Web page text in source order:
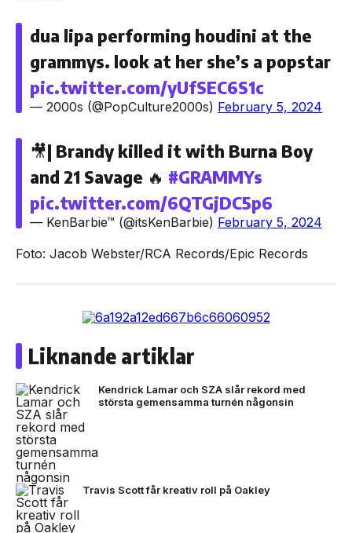
dua lipa performing houdini at the
grammys. look at her she’s a popstar
pic.twitter.com/yUfSEC6S1c
— 2000s (@PopCulture2000s) February 5, 2024
🎥| Brandy killed it with Burna Boy
and 21 Savage 🔥 #GRAMMYs
pic.twitter.com/6QTGjDC5p6
— KenBarbie™ (@itsKenBarbie) February 5, 2024
Foto: Jacob Webster/RCA Records/Epic Records
Liknande artiklar
Kendrick Lamar och SZA slår rekord med
största gemensamma turnén någonsin
Travis Scott får kreativ roll på Oakley